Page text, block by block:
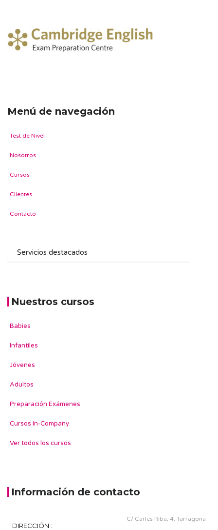
Menú de navegación
Test de Nivel
Nosotros
Cursos
Clientes
Contacto
Nuestros cursos
Babies
Infantiles
Jóvenes
Adultos
Preparación Exámenes
Cursos In-Company
Ver todos los cursos
Información de contacto
DIRECCIÓN :
C/ Carles Riba, 4, Tarragona